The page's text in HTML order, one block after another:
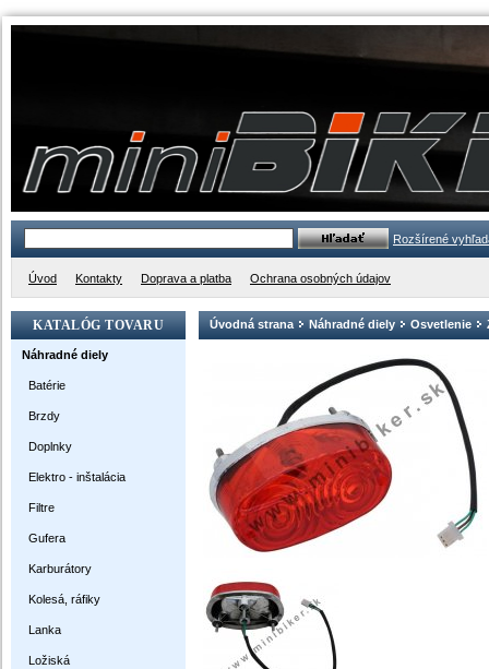
Rozšírené
Úvod Kontakty Doprava a platba Ochrana osobných údajov
KATALÓG TOVARU
Náhradné diely
Batérie
Brzdy
Doplnky
Elektro - inštalácia
Filtre
Gufera
Karburátory
Kolesá, ráfiky
Lanka
Ložiská
Úvodná strana Náhradné diely Osvetlenie